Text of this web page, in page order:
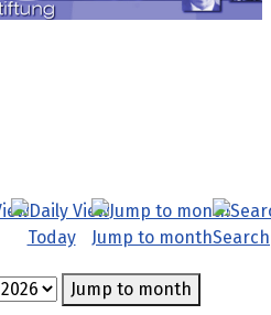
Today Jump to monthSearch
Jump to month